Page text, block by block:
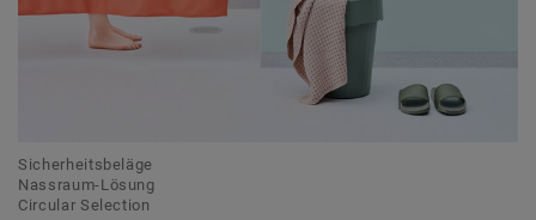
Sicherheitsbeläge
Nassraum-Lösung
Circular Selection